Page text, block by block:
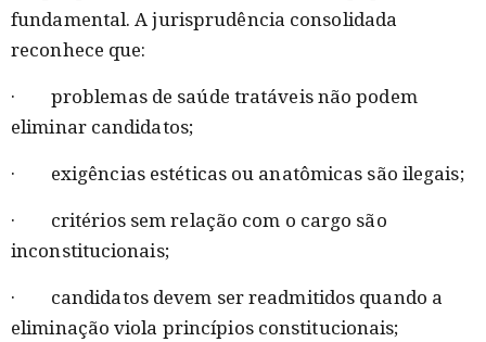
fundamental. A jurisprudência consolidada
reconhece que:
· problemas de saúde tratáveis não podem
eliminar candidatos;
· exigências estéticas ou anatômicas são ilegais;
· critérios sem relação com o cargo são
inconstitucionais;
· candidatos devem ser readmitidos quando a
eliminação viola princípios constitucionais;